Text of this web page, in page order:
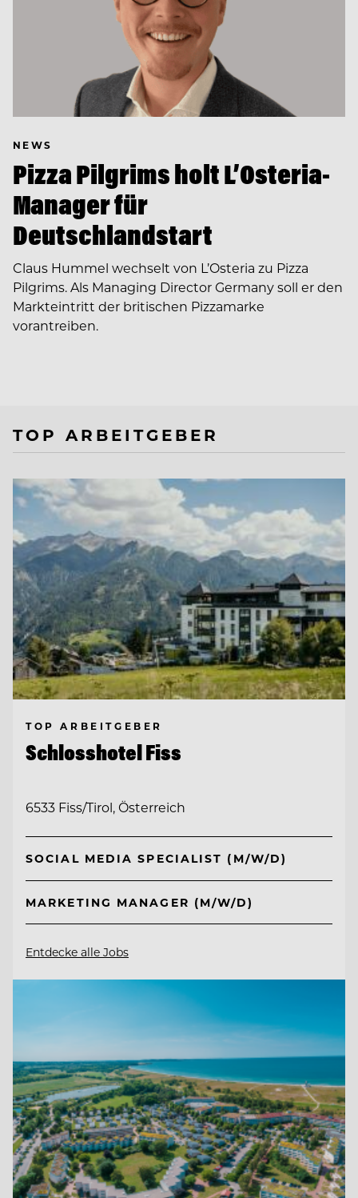
NEWS
Pizza Pilgrims holt L’Osteria-
Manager für
Deutschlandstart
Claus Hummel wechselt von L’Osteria zu Pizza
Pilgrims. Als Managing Director Germany soll er den
Markteintritt der britischen Pizzamarke
vorantreiben.
TOP ARBEITGEBER
TOP ARBEITGEBER
Schlosshotel Fiss
6533 Fiss/Tirol, Österreich
SOCIAL MEDIA SPECIALIST (M/W/D)
MARKETING MANAGER (M/W/D)
Entdecke alle Jobs